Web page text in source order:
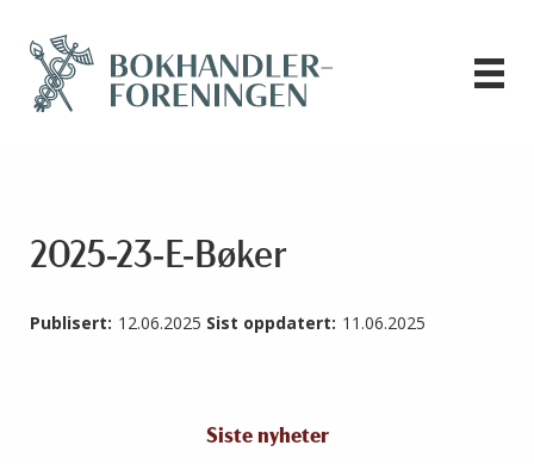
2025-23-E-Bøker
Publisert: 12.06.2025 Sist oppdatert: 11.06.2025
Siste nyheter